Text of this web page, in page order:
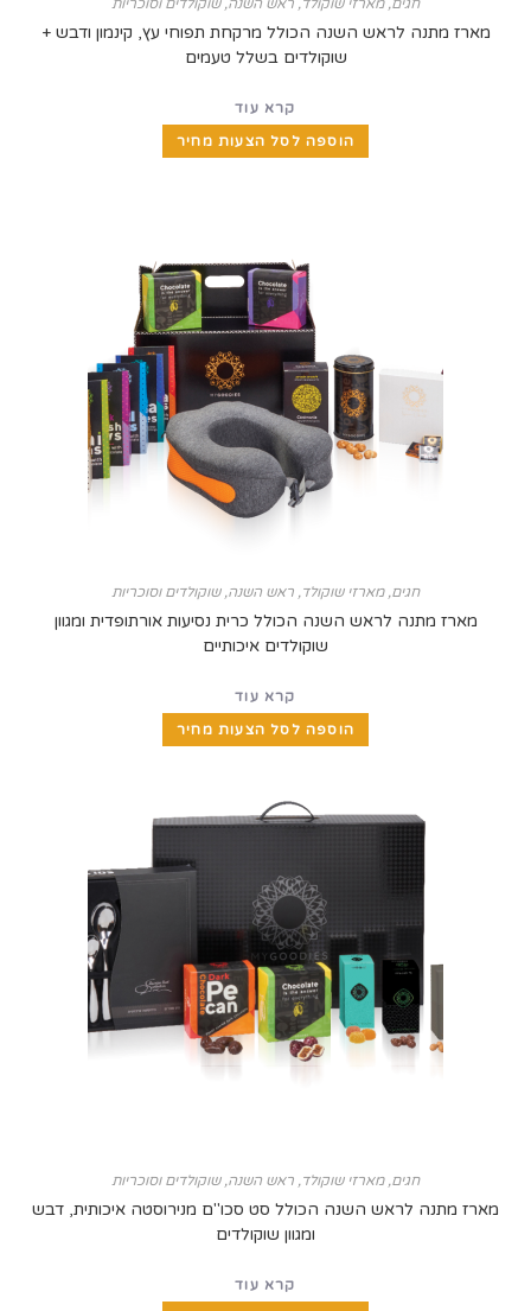
מארזי שוקולד,ראש השנה,שוקולדים וסוכריות
לראש השנה הכולל מרקחת תפוחי עץ, קינמון ודבש +
שוקולדים בשלל טעמים
הוספה לסל הצעות מחיר
מארזי שוקולד,ראש השנה,שוקולדים וסוכריות
לראש השנה הכולל כרית נסיעות אורתופדית ומגוון
שוקולדים איכותיים
הוספה לסל הצעות מחיר
מארזי שוקולד,ראש השנה,שוקולדים וסוכריות
לראש השנה הכולל סט סכו"ם מנירוסטה איכותית, דבש
ומגוון שוקולדים